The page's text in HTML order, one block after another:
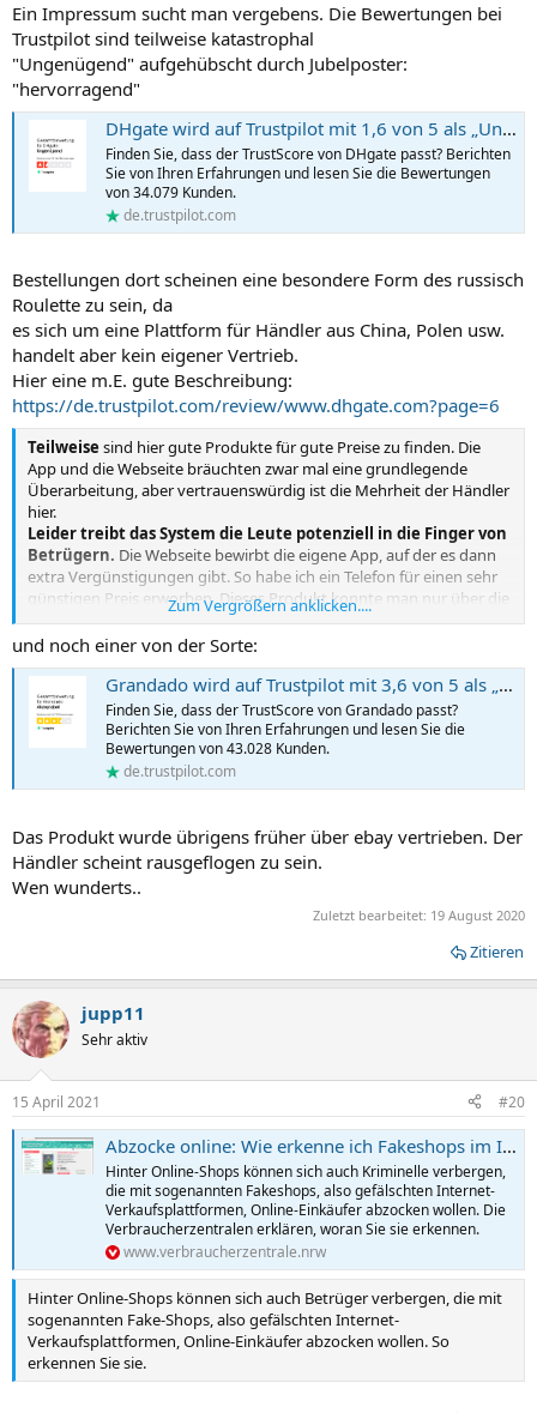
Ein Impressum sucht man vergebens. Die Bewertungen bei
Trustpilot sind teilweise katastrophal
"Ungenügend" aufgehübscht durch Jubelposter:
"hervorragend"
DHgate wird auf Trustpilot mit 1,6 von 5 als „Ungenügend“ bewertet
Finden Sie, dass der TrustScore von DHgate passt? Berichten
Sie von Ihren Erfahrungen und lesen Sie die Bewertungen
von 34.079 Kunden.
de.trustpilot.com
Bestellungen dort scheinen eine besondere Form des russisch
Roulette zu sein, da
es sich um eine Plattform für Händler aus China, Polen usw.
handelt aber kein eigener Vertrieb.
Hier eine m.E. gute Beschreibung:
https://de.trustpilot.com/review/www.dhgate.com?page=6
Teilweise sind hier gute Produkte für gute Preise zu finden. Die
App und die Webseite bräuchten zwar mal eine grundlegende
Überarbeitung, aber vertrauenswürdig ist die Mehrheit der Händler
hier.
Leider treibt das System die Leute potenziell in die Finger von
Betrügern. Die Webseite bewirbt die eigene App, auf der es dann
extra Vergünstigungen gibt. So habe ich ein Telefon für einen sehr
günstigen Preis erworben. Dieses Produkt konnte man nur über die
App sehen. Das Produkt kam allerdings nie an. Das Konzept des
Betrügers war es, die Nutzer der App auszunutzen, da es nicht
möglich ist, einen Disput über die App zu erstellen, der zur
Rückerstattung des Geldes durch DHgate nötig ist. Das geht nur
über die Webseite.
Zum Vergrößern anklicken....
und noch einer von der Sorte:
Grandado wird auf Trustpilot mit 3,6 von 5 als „Akzeptabel“ bewertet
Finden Sie, dass der TrustScore von Grandado passt?
Berichten Sie von Ihren Erfahrungen und lesen Sie die
Bewertungen von 43.028 Kunden.
de.trustpilot.com
Das Produkt wurde übrigens früher über ebay vertrieben. Der
Händler scheint rausgeflogen zu sein.
Wen wunderts..
Zuletzt bearbeitet: 19 August 2020
Zitieren
jupp11
Sehr aktiv
15 April 2021 #20
Abzocke online: Wie erkenne ich Fakeshops im Internet?
Hinter Online-Shops können sich auch Kriminelle verbergen,
die mit sogenannten Fakeshops, also gefälschten Internet-
Verkaufsplattformen, Online-Einkäufer abzocken wollen. Die
Verbraucherzentralen erklären, woran Sie sie erkennen.
www.verbraucherzentrale.nrw
Hinter Online-Shops können sich auch Betrüger verbergen, die mit
sogenannten Fake-Shops, also gefälschten Internet-
Verkaufsplattformen, Online-Einkäufer abzocken wollen. So
erkennen Sie sie.